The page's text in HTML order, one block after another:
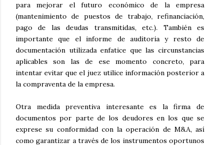
para mejorar el futuro económico de la empresa
(mantenimiento de puestos de trabajo, refinanciación,
pago de las deudas transmitidas, etc.). También es
importante que el informe de auditoria y resto de
documentación utilizada enfatice que las circunstancias
aplicables son las de ese momento concreto, para
intentar evitar que el juez utilice información posterior a
la compraventa de la empresa.
Otra medida preventiva interesante es la firma de
documentos por parte de los deudores en los que se
exprese su conformidad con la operación de M&A, así
como garantizar a través de los instrumentos oportunos